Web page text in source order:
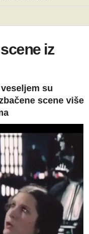
iz
su
scene više